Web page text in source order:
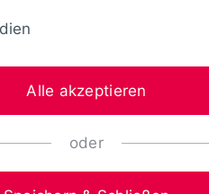
Alle akzeptieren
oder